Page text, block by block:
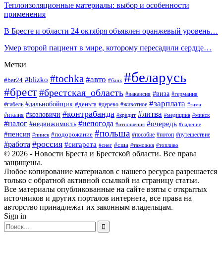
Теплоизоляционные материалы: выбор и особенности
применения
В Бресте и области 24 октября объявлен оранжевый уровень…
Умер второй пациент в мире, которому пересадили сердце…
Метки
#bar24 #blizko #tochka #авто #банк #беларусь
#брест#брестская_область #вакансия #виза #германия
#гибель #дальнобойщик #деньга #дерево #животное #зарплата #зима
#италия #козловичи #контрабанда #кредит #литва #медицина #минск
#налог #недвижимость #непогода #отношения #очередь #падение
#пенсия #пинск #подорожание #польша #пособие #потоп #путешествие
#работа #россия #сигарета #снег #сша #таможня #топливо
© 2026 - Новости Бреста и Брестской области. Все права
защищены.
Любое копирование материалов с нашего ресурса разрешается
только с обратной активной ссылкой на страницу статьи.
Все материалы опубликованные на сайте взяты с открытых
источников и других порталов интернета, все права на
авторство принадлежат их законным владельцам.
Sign in